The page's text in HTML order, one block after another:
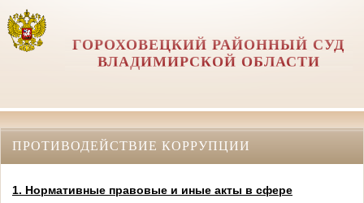
ГОРОХОВЕЦКИЙ РАЙОННЫЙ СУД
ВЛАДИМИРСКОЙ ОБЛАСТИ
ПРОТИВОДЕЙСТВИЕ КОРРУПЦИИ
1. Нормативные правовые и иные акты в сфере